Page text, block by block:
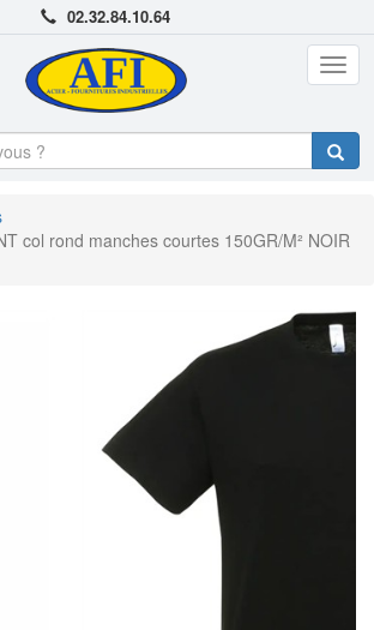
02.32.84.10.64
col rond manches courtes 150GR/M² NOIR